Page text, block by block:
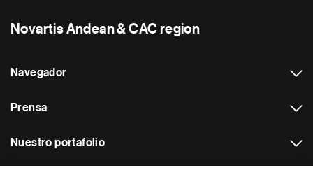
Novartis Andean & CAC region
Navegador
Prensa
Nuestro portafolio